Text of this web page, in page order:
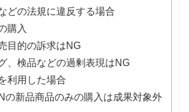
どの法規に違反する場合
購入
目的の訴求はNG
、検品などの過剰表現はNG
利用した場合
の新品商品のみの購入は成果対象外